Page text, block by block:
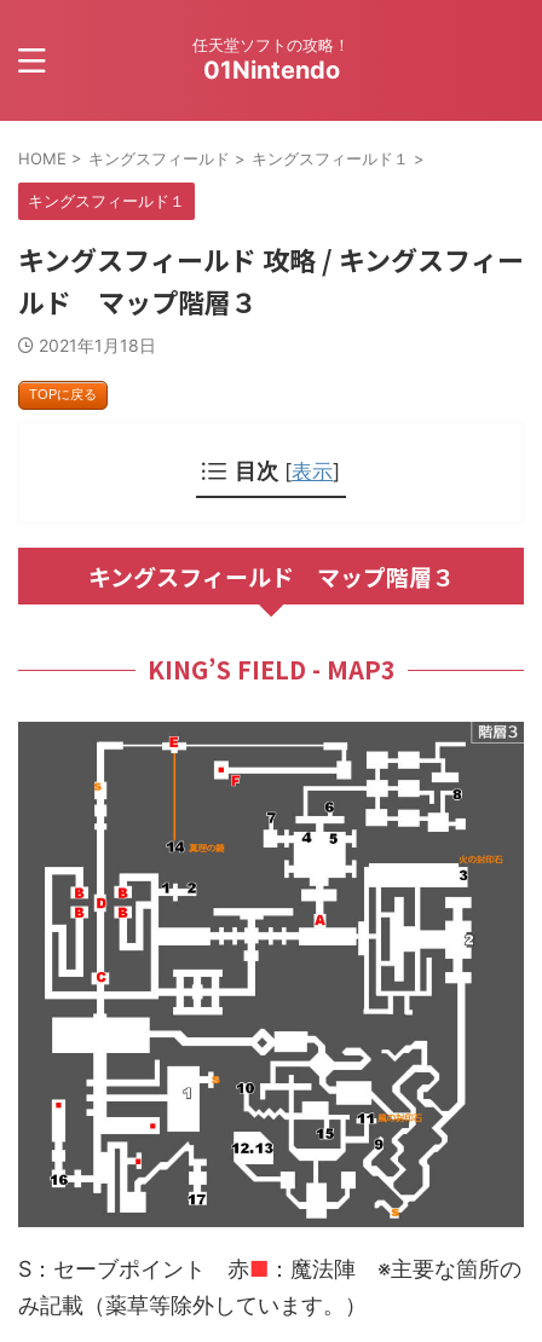
任天堂ソフトの攻略！
01Nintendo
HOME > キングスフィールド > キングスフィールド１ >
キングスフィールド１
キングスフィールド 攻略 / キングスフィー
ルド マップ階層３
2021年1月18日
TOPに戻る
目次 [表示]
キングスフィールド マップ階層３
KING’S FIELD - MAP3
S：セーブポイント 赤■ ：魔法陣 ※主要な箇所の
み記載（薬草等除外しています。）